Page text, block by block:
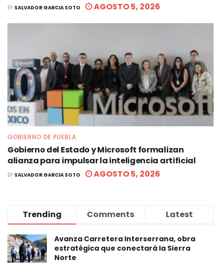
BY SALVADOR GARCIA SOTO AGOSTO 5, 2026
GOBIERNO DE PUEBLA
Gobierno del Estado y Microsoft formalizan
alianza para impulsar la inteligencia artificial
BY SALVADOR GARCIA SOTO AGOSTO 5, 2026
Trending Comments Latest
Avanza Carretera Interserrana, obra
estratégica que conectará la Sierra
Norte